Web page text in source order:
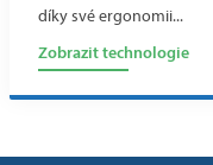
díky své ergonomii...
Zobrazit technologie